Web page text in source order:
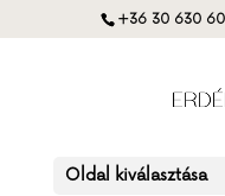
+36 30 630
Oldal kiválasztása